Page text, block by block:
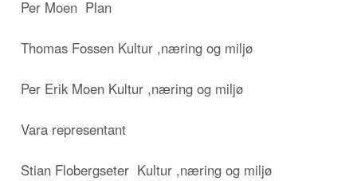
Per Moen Plan
Thomas Fossen Kultur ,næring og miljø
Per Erik Moen Kultur ,næring og miljø
Vara representant
Stian Flobergseter Kultur ,næring og miljø